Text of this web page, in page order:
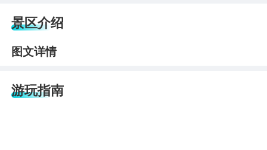
景区介绍
图文详情
游玩指南